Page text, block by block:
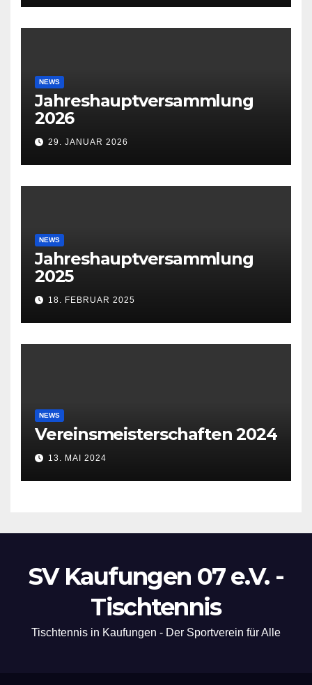
NEWS
Jahreshauptversammlung
2026
29. JANUAR 2026
NEWS
Jahreshauptversammlung
2025
18. FEBRUAR 2025
NEWS
Vereinsmeisterschaften 2024
13. MAI 2024
SV Kaufungen 07 e.V. -
Tischtennis
Tischtennis in Kaufungen - Der Sportverein für Alle